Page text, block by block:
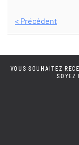
< Précédent
VOUS SOUHAITEZ
SOYEZ